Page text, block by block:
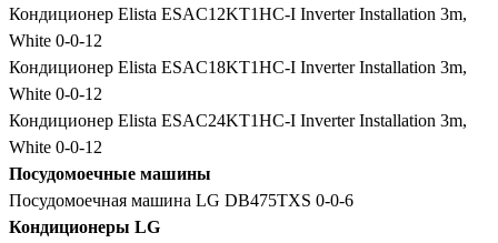
Кондиционер Elista ESAC12KT1HC-I Inverter Installation 3m,
White 0-0-12
Кондиционер Elista ESAC18KT1HC-I Inverter Installation 3m,
White 0-0-12
Кондиционер Elista ESAC24KT1HC-I Inverter Installation 3m,
White 0-0-12
Посудомоечные машины
Посудомоечная машина LG DB475TXS 0-0-6
Кондиционеры LG